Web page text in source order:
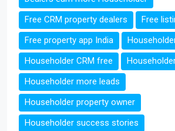
Free CRM property dealers
Free
Free property app India
Householder CRM free
Householder more leads
Householder property owner
Householder success stories